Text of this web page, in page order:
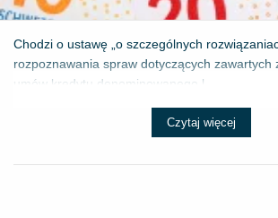
Chodzi o ustawę „o szczególnych
rozpoznawania spraw dotyczących zawartych
umów kredytu denominowanego l...
Czytaj więcej